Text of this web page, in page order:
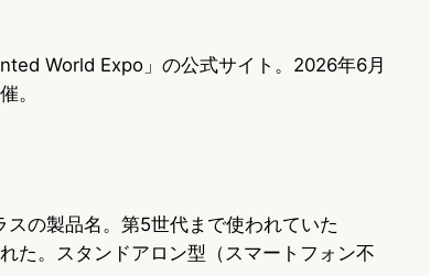
World Expo」の公式サイト。2026年6月
。
の製品名。第5世代まで使われていた
た。スタンドアロン型（スマートフォン不